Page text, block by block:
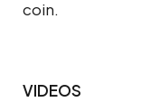
coin.
VIDEOS